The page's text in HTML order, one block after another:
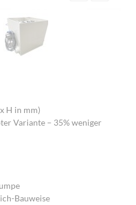
H in mm)
Variante – 35% weniger
Bauweise